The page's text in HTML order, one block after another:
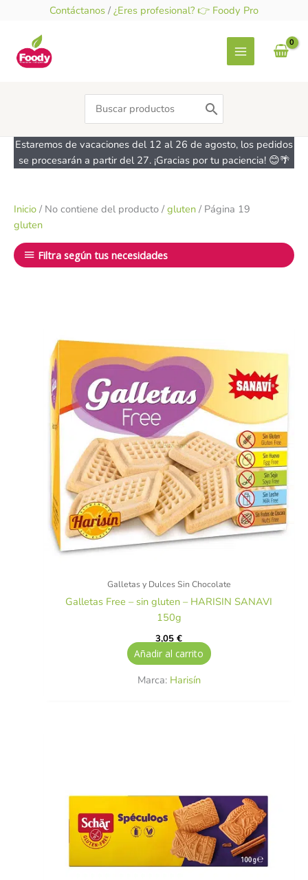
contenido
Contáctanos / ¿Eres profesional? 👉 Foody Pro
Search
for:
Estaremos de vacaciones del 12 al 26 de agosto, los pedidos
se procesarán a partir del 27. ¡Gracias por tu paciencia! 😊🌴
Inicio / No contiene del producto / gluten / Página 19
gluten
Filtra según tus necesidades
Galletas y Dulces Sin Chocolate
Galletas Free – sin gluten – HARISIN SANAVI
150g
3,05€
Añadir al carrito
Marca: Harisín